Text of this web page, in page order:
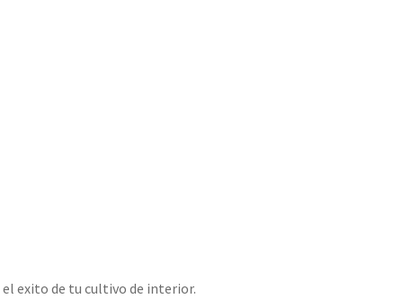
exito de tu cultivo de interior.